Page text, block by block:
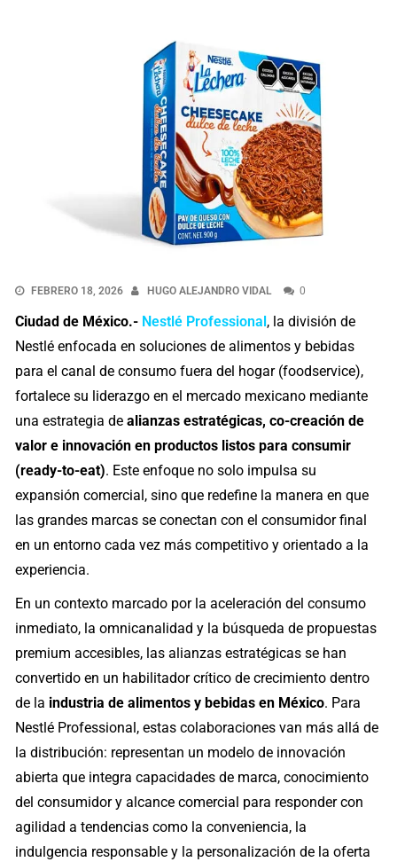
FEBRERO 18, 2026 HUGO ALEJANDRO VIDAL 0
Ciudad de México.- Nestlé Professional, la división de
Nestlé enfocada en soluciones de alimentos y bebidas
para el canal de consumo fuera del hogar (foodservice),
fortalece su liderazgo en el mercado mexicano mediante
una estrategia dealianzas estratégicas, co-creación de
valor e innovación en productos listos para consumir
(ready-to-eat). Este enfoque no solo impulsa su
expansión comercial, sino que redefine la manera en que
las grandes marcas se conectan con el consumidor final
en un entorno cada vez más competitivo y orientado a la
experiencia.
En un contexto marcado por la aceleración del consumo
inmediato, la omnicanalidad y la búsqueda de propuestas
premium accesibles, las alianzas estratégicas se han
convertido en un habilitador crítico de crecimiento dentro
de la industria de alimentos y bebidas en México. Para
Nestlé Professional, estas colaboraciones van más allá de
la distribución: representan un modelo de innovación
abierta que integra capacidades de marca, conocimiento
del consumidor y alcance comercial para responder con
agilidad a tendencias como la conveniencia, la
indulgencia responsable y la personalización de la oferta